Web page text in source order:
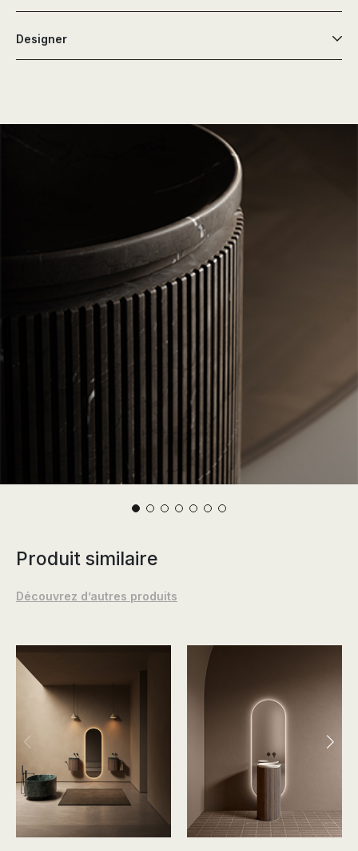
Designer
Produit similaire
Découvrez d’autres produits